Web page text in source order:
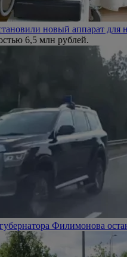
новый аппарат для
6,5 млн рублей.
Филимонова